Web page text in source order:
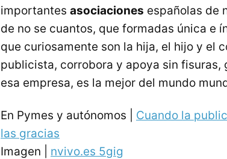
importantes asociaciones españolas de
de no se cuantos, que formadas única e
que curiosamente son la hija, el hijo y el
publicista, corrobora y apoya sin
esa empresa, es la mejor del mundo
En Pymes y autónomos | Cuando la
las gracias
Imagen | nvivo.es 5gig